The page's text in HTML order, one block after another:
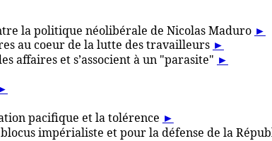
la politique néolibérale de Nicolas Maduro ►
au coeur de la lutte des travailleurs ►
affaires et s’associent à un "parasite" ►
pacifique et la tolérence ►
impérialiste et pour la défense de la